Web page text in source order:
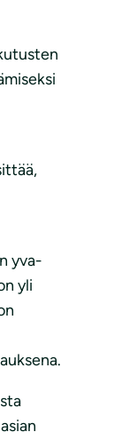
yva-
yli